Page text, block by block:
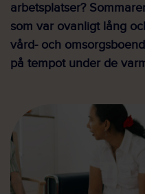
arbetsplatser?
som var ovanligt lång
vård- och
på tempot under de